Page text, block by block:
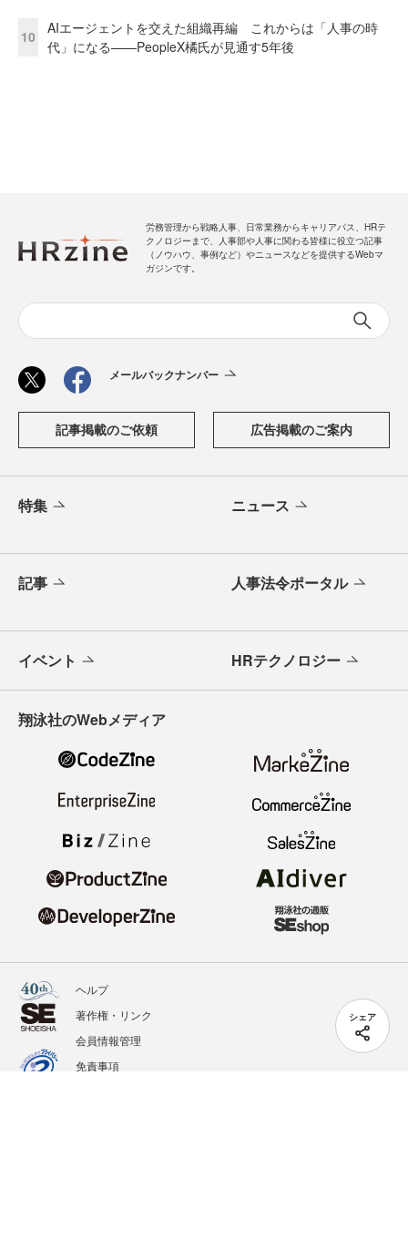
シェア
10
AIエージェントを交えた組織再編 これからは「人事の時
代」になる——PeopleX橘氏が見通す5年後
労務管理から戦略人事、日常業務からキャリアパス、HRテ
クノロジーまで、人事部や人事に関わる皆様に役立つ記事
（ノウハウ、事例など）やニュースなどを提供するWebマ
ガジンです。
メールバックナンバー
記事掲載のご依頼 広告掲載のご案内
特集 ニュース
記事 人事法令ポータル
イベント HRテクノロジー
翔泳社のWebメディア
ヘルプ
著作権・リンク
会員情報管理
免責事項